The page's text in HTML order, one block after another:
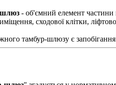
- об'ємний елемент
сходової клітки,
тамбур-шлюзу є